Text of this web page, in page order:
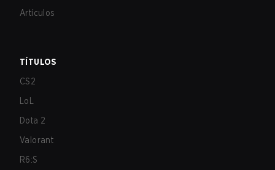
Artículos
TÍTULOS
CS2
LoL
Dota 2
Valorant
R6:S